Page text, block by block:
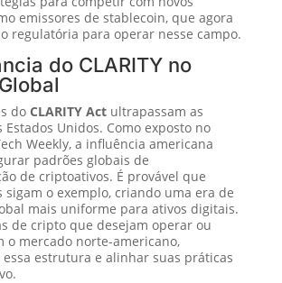
emissores de stablecoin, que agora
regulatória para operar nesse campo.
do CLARITY no
do CLARITY Actultrapassam as
Unidos. Como exposto no
Weekly, a influência americana
padrões globais de
de criptoativos. É provável que
sigam o exemplo, criando uma era de
mais uniforme para ativos digitais.
de cripto que desejam operar ou
o mercado norte-americano,
estrutura e alinhar suas práticas